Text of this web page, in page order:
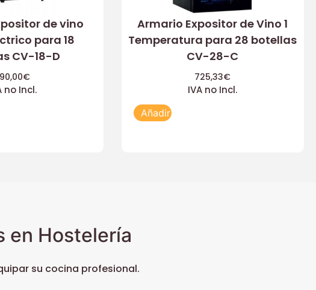
de vino
para 18
CV-18-D
€
no Incl.
Armario Expositor de Vino 1
Temperatura para 28 botellas
CV-28-C
725,33€
IVA no Incl.
Añadir
en Hostelería
su cocina profesional.